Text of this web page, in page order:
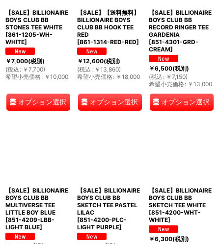
【SALE】BILLIONAIRE
BOYS CLUB BB
STONES TEE WHITE
[861-1205-WH-
WHITE]
￥7,000(税別)
(税込 : ￥ 7,700)
希望小売価格: ￥ 10,000
オプション選択
【SALE】【送料無料】
BILLIONAIRE BOYS
CLUB BB HOOK TEE
RED
[861-1314-RED-RED]
￥12,600(税別)
(税込 : ￥ 13,860)
希望小売価格: ￥ 18,000
オプション選択
【SALE】BILLIONAIRE
BOYS CLUB BB
RECORD RINGER TEE
GARDENIA
[851-4301-GRD-
CREAM]
￥6,500(税別)
(税込 : ￥ 7,150)
希望小売価格: ￥ 13,000
オプション選択
【SALE】BILLIONAIRE
BOYS CLUB BB
MULTIVERSE TEE
LITTLE BOY BLUE
[851-4209-LBB-
LIGHT BLUE]
【SALE】BILLIONAIRE
BOYS CLUB BB
SKETCH TEE PASTEL
LILAC
[851-4200-PLC-
LIGHT PURPLE]
【SALE】BILLIONAIRE
BOYS CLUB BB
SKETCH TEE WHITE
[851-4200-WHT-
WHITE]
￥6,300(税別)